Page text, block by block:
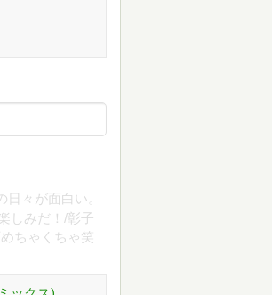
々が面白い。
しみだ！/彰子
ちゃくちゃ笑